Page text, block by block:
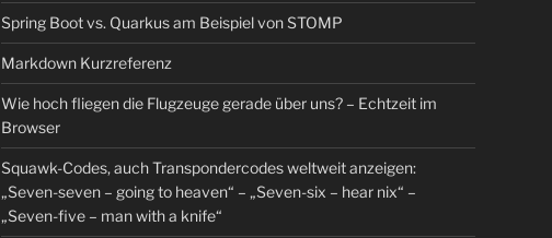
Spring Boot vs. Quarkus am Beispiel von STOMP
Markdown Kurzreferenz
Wie hoch fliegen die Flugzeuge gerade über uns? – Echtzeit im
Browser
Squawk-Codes, auch Transpondercodes weltweit anzeigen:
„Seven-seven – going to heaven“ – „Seven-six – hear nix“ –
„Seven-five – man with a knife“